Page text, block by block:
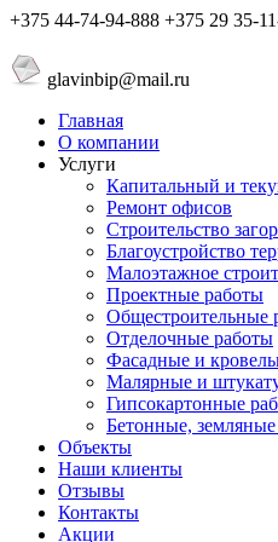
+375 44-74-94-888 +375 29 35-
glavinbip@mail.ru
Главная
О компании
Услуги
Капитальный и
Ремонт офисов
Строительство
Благоустройствo
Малоэтажное
Проектные работы
Общестроительные
Отделочные работы
Фасадные и
Малярные и
Гипсокартонные
Бетонные,
Объекты
Наши клиенты
Отзывы
Контакты
Акции